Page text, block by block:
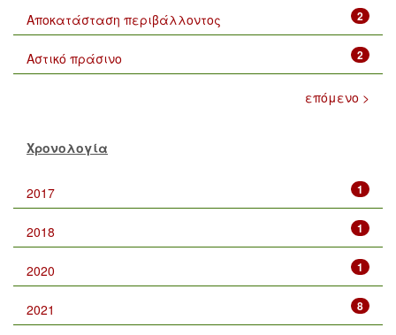
2
Αποκατάσταση περιβάλλοντος
2
Αστικό πράσινο
επόμενο >
Χρονολογία
1
2017
1
2018
1
2020
8
2021